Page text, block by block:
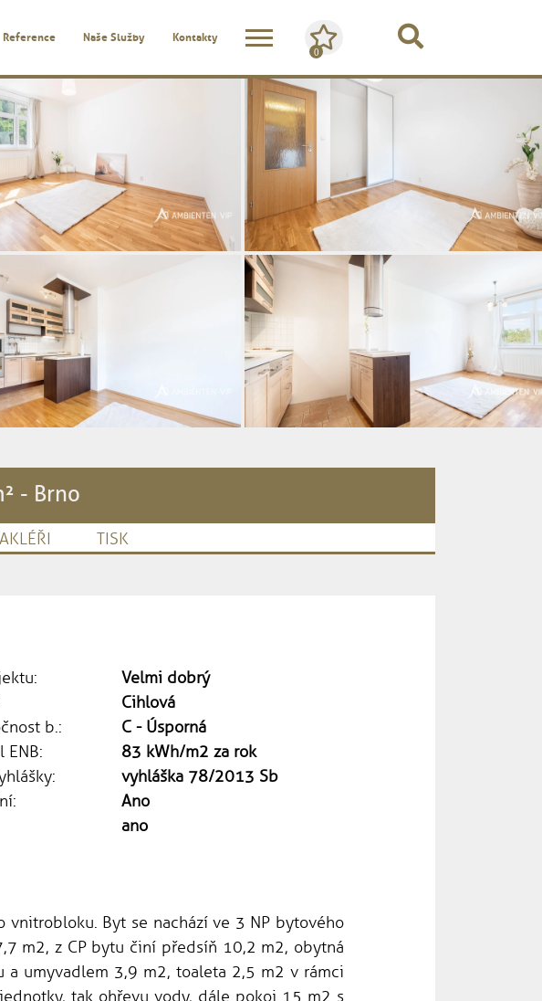
Reference Naše Služby Kontakty
0
- Brno
TISK
Velmi dobrý
Cihlová
b.:
C - Úsporná
ENB:
83 kWh/m2 za rok
vyhláška 78/2013 Sb
Ano
ano
Byt se nachází ve 3 NP bytového
m2, z CP bytu činí předsíň 10,2 m2, obytná
a umyvadlem 3,9 m2, toaleta 2,5 m2 v rámci
tak ohřevu vody, dále pokoj 15 m2 s